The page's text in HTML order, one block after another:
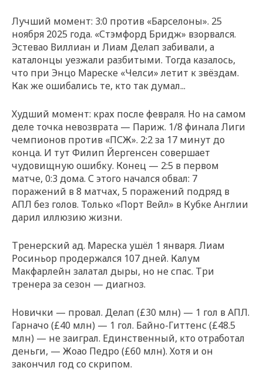
Лучший момент: 3:0 против «Барселоны». 25
ноября 2025 года. «Стэмфорд Бридж» взорвался.
Эстевао Виллиан и Лиам Делап забивали, а
каталонцы уезжали разбитыми. Тогда казалось,
что при Энцо Мареске «Челси» летит к звёздам.
Как же ошибались те, кто так думал...
Худший момент: крах после февраля. Но на самом
деле точка невозврата — Париж. 1/8 финала Лиги
чемпионов против «ПСЖ». 2:2 за 17 минут до
конца. И тут Филип Йергенсен совершает
чудовищную ошибку. Конец — 2:5 в первом
матче, 0:3 дома. С этого начался обвал: 7
поражений в 8 матчах, 5 поражений подряд в
АПЛ без голов. Только «Порт Вейл» в Кубке Англии
дарил иллюзию жизни.
Тренерский ад. Мареска ушёл 1 января. Лиам
Росиньор продержался 107 дней. Калум
Макфарлейн залатал дыры, но не спас. Три
тренера за сезон — диагноз.
Новички — провал. Делап (£30 млн) — 1 гол в АПЛ.
Гарначо (£40 млн) — 1 гол. Байно-Гиттенс (£48.5
млн) — не заиграл. Единственный, кто отработал
деньги, — Жоао Педро (£60 млн). Хотя и он
закончил год со скрипом.